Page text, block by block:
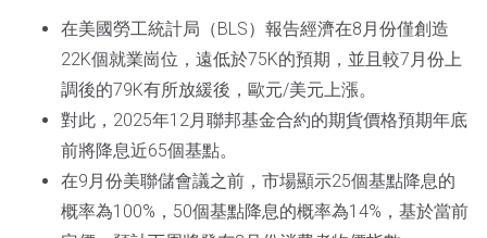
在美國勞工統計局（BLS）報告經濟在8月份僅創造
22K個就業崗位，遠低於75K的預期，並且較7月份上
調後的79K有所放緩後，歐元/美元上漲。
對此，2025年12月聯邦基金合約的期貨價格預期年底
前將降息近65個基點。
在9月份美聯儲會議之前，市場顯示25個基點降息的
概率為100%，50個基點降息的概率為14%，基於當前